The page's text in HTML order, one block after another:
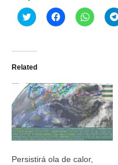
Haz
clic
Twitter
abre
una
ventana
nueva)
Haz
clic
una
ventana
nueva)
Haz
clic
una
ventana
nueva)
Related
Persistirá ola de calor,